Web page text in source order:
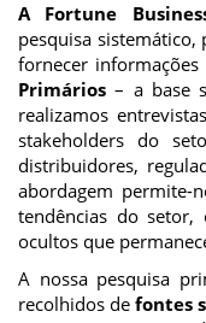
A Fortune
pesquisa
fornecer informações
Primários – a base
realizamos
stakeholders do
distribuidores,
abordagem permite-
tendências do setor,
ocultos que
A nossa pesquisa
recolhidos de fontes